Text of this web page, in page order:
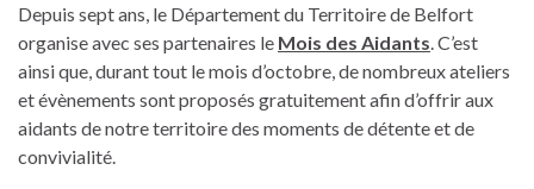
Depuis sept ans, le Département du Territoire de Belfort
organise avec ses partenaires le Mois des Aidants. C’est
ainsi que, durant tout le mois d’octobre, de nombreux ateliers
et évènements sont proposés gratuitement afin d’offrir aux
aidants de notre territoire des moments de détente et de
convivialité.